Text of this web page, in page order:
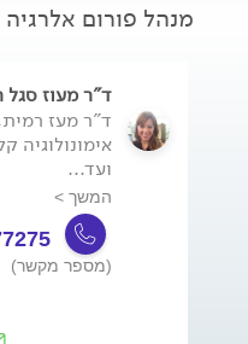
מנהל פורום
ד"ר מעוז סגל
ד"ר מעז
אימונולוגיה
ועד...
המשך >
(מספר מקשר)